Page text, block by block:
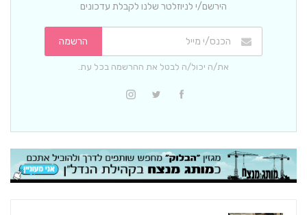
הירשם/י לניוזלטר שלנו לקבלת עדכונים
הרשמה
את/ה יכול/ה לבטל את ההרשמה בכל עת.